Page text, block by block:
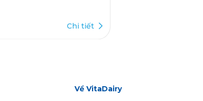
Chi tiết
Về VitaDairy